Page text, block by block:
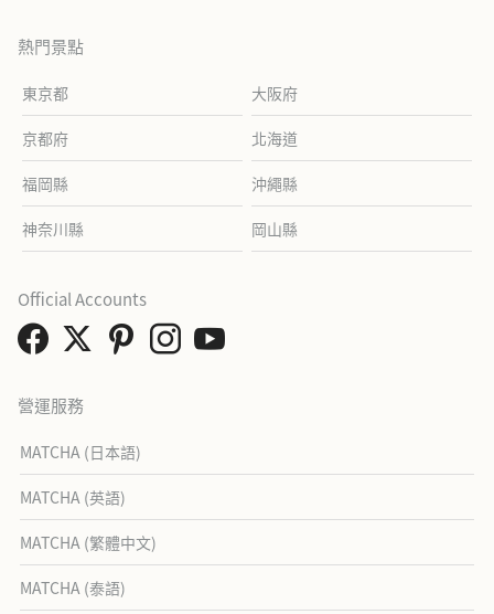
熱門景點
東京都 大阪府
京都府 北海道
福岡縣 沖繩縣
神奈川縣 岡山縣
營運服務
MATCHA (日本語)
MATCHA (英語)
MATCHA (繁體中文)
MATCHA (泰語)
Official Accounts